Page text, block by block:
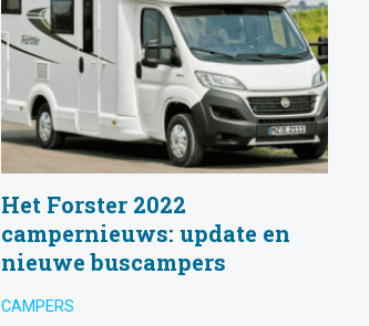
Het Forster 2022
campernieuws: update en
nieuwe buscampers
CAMPERS